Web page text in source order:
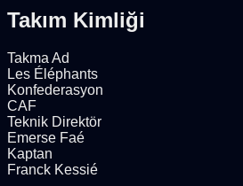
Takım Kimliği
Takma Ad
Les Éléphants
Konfederasyon
CAF
Teknik Direktör
Emerse Faé
Kaptan
Franck Kessié